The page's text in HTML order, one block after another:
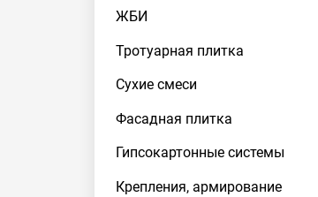
ЖБИ
Тротуарная плитка
Сухие смеси
Фасадная плитка
Гипсокартонные системы
Крепления, армирование